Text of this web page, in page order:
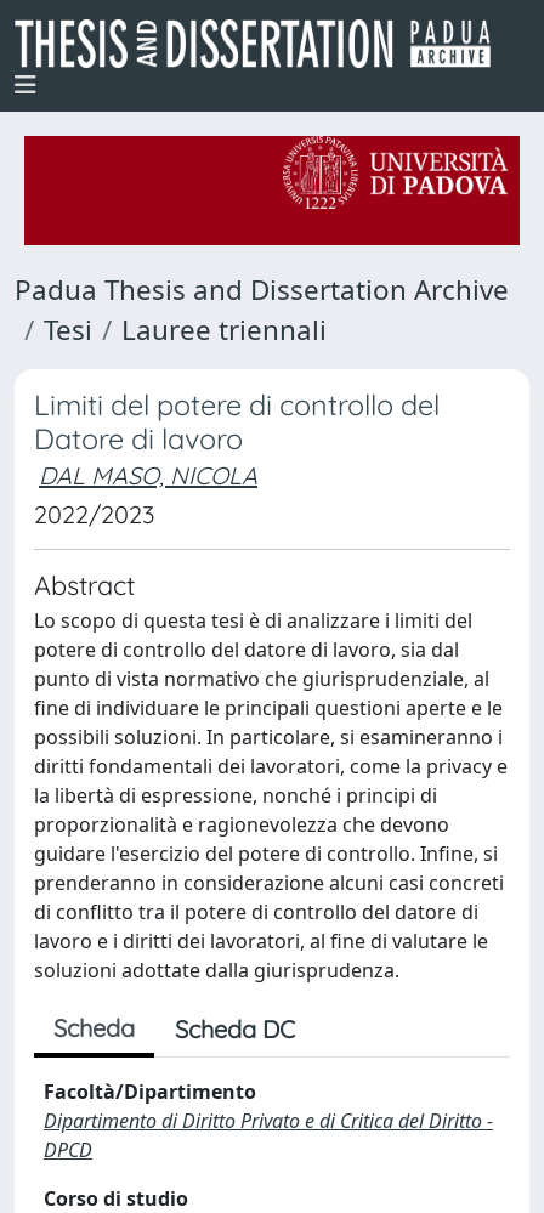
Padua Thesis and Dissertation Archive
Tesi
Lauree triennali
Limiti del potere di controllo del
Datore di lavoro
DAL MASO, NICOLA
2022/2023
Abstract
Lo scopo di questa tesi è di analizzare i limiti del
potere di controllo del datore di lavoro, sia dal
punto di vista normativo che giurisprudenziale, al
fine di individuare le principali questioni aperte e le
possibili soluzioni. In particolare, si esamineranno i
diritti fondamentali dei lavoratori, come la privacy e
la libertà di espressione, nonché i principi di
proporzionalità e ragionevolezza che devono
guidare l'esercizio del potere di controllo. Infine, si
prenderanno in considerazione alcuni casi concreti
di conflitto tra il potere di controllo del datore di
lavoro e i diritti dei lavoratori, al fine di valutare le
soluzioni adottate dalla giurisprudenza.
Scheda Scheda DC
Facoltà/Dipartimento
Dipartimento di Diritto Privato e di Critica del Diritto -
DPCD
Corso di studio